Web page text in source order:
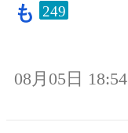
も
249
08月05日 18:54